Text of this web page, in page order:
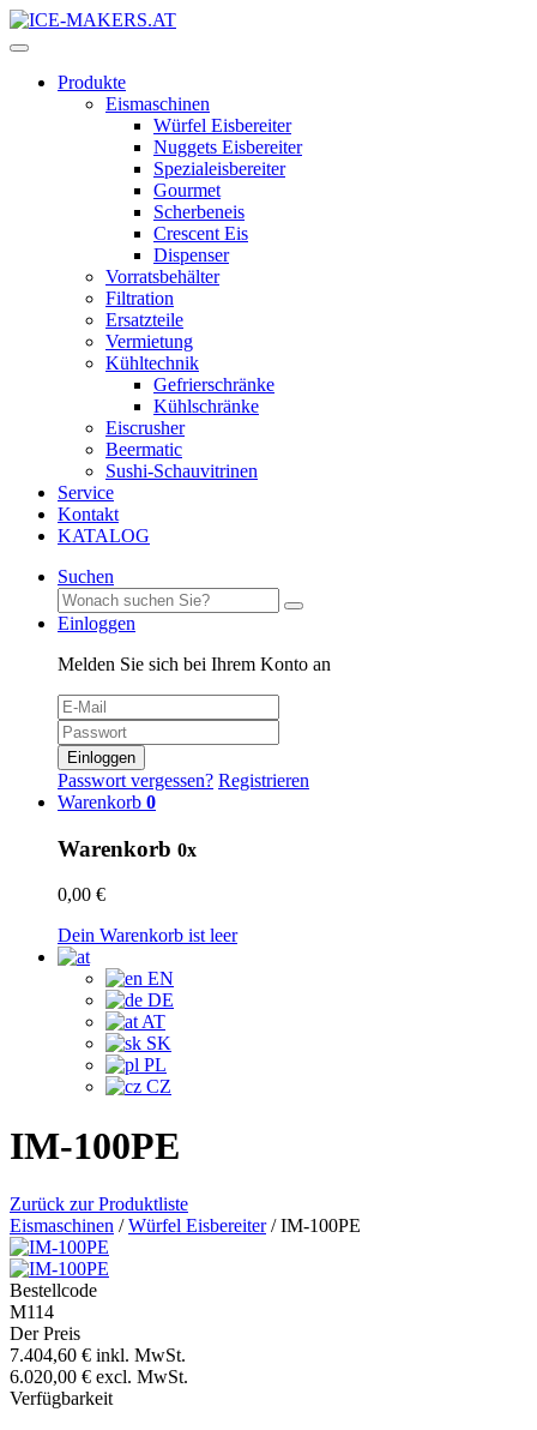
Produkte
Eismaschinen
Würfel Eisbereiter
Nuggets Eisbereiter
Spezialeisbereiter
Gourmet
Scherbeneis
Crescent Eis
Dispenser
Vorratsbehälter
Filtration
Ersatzteile
Vermietung
Kühltechnik
Gefrierschränke
Kühlschränke
Eiscrusher
Beermatic
Sushi-Schauvitrinen
Service
Kontakt
KATALOG
Suchen
Einloggen
Melden Sie sich bei Ihrem Konto an
Einloggen
Passwort vergessen? Registrieren
Warenkorb 0
Warenkorb 0x
0,00 €
Dein Warenkorb ist leer
EN
DE
AT
SK
PL
CZ
IM-100PE
Zurück zur Produktliste
Eismaschinen /Würfel Eisbereiter/IM-100PE
Bestellcode
M114
Der Preis
7.404,60 € inkl. MwSt.
6.020,00 € excl. MwSt.
Verfügbarkeit